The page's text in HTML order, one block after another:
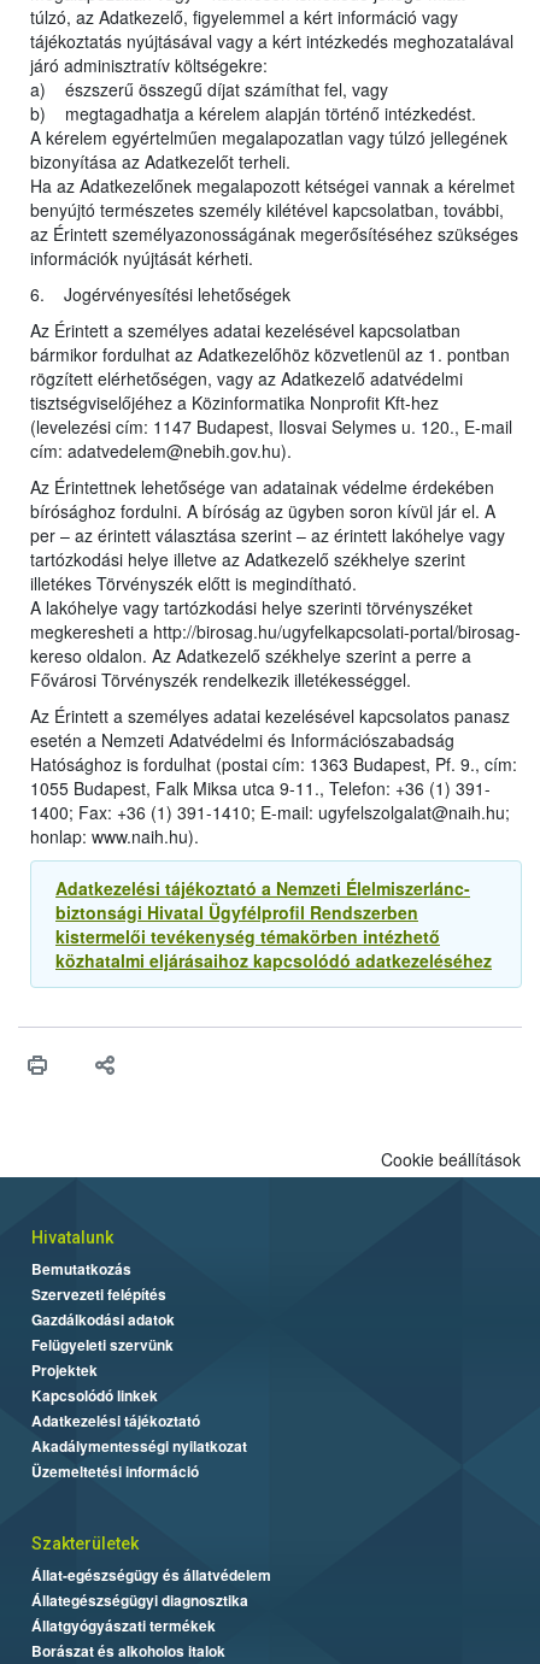
túlzó, az Adatkezelő, figyelemmel a kért információ vagy
tájékoztatás nyújtásával vagy a kért intézkedés meghozatalával
járó adminisztratív költségekre:
a) észszerű összegű díjat számíthat fel, vagy
b) megtagadhatja a kérelem alapján történő intézkedést.
A kérelem egyértelműen megalapozatlan vagy túlzó jellegének
bizonyítása az Adatkezelőt terheli.
Ha az Adatkezelőnek megalapozott kétségei vannak a kérelmet
benyújtó természetes személy kilétével kapcsolatban, további,
az Érintett személyazonosságának megerősítéséhez szükséges
információk nyújtását kérheti.
6. Jogérvényesítési lehetőségek
Az Érintett a személyes adatai kezelésével kapcsolatban
bármikor fordulhat az Adatkezelőhöz közvetlenül az 1. pontban
rögzített elérhetőségen, vagy az Adatkezelő adatvédelmi
tisztségviselőjéhez a Közinformatika Nonprofit Kft-hez
(levelezési cím: 1147 Budapest, Ilosvai Selymes u. 120., E-mail
cím: adatvedelem@nebih.gov.hu).
Az Érintettnek lehetősége van adatainak védelme érdekében
bírósághoz fordulni. A bíróság az ügyben soron kívül jár el. A
per – az érintett választása szerint – az érintett lakóhelye vagy
tartózkodási helye illetve az Adatkezelő székhelye szerint
illetékes Törvényszék előtt is megindítható.
A lakóhelye vagy tartózkodási helye szerinti törvényszéket
megkeresheti a http://birosag.hu/ugyfelkapcsolati-portal/birosag-
kereso oldalon. Az Adatkezelő székhelye szerint a perre a
Fővárosi Törvényszék rendelkezik illetékességgel.
Az Érintett a személyes adatai kezelésével kapcsolatos panasz
esetén a Nemzeti Adatvédelmi és Információszabadság
Hatósághoz is fordulhat (postai cím: 1363 Budapest, Pf. 9., cím:
1055 Budapest, Falk Miksa utca 9-11., Telefon: +36 (1) 391-
1400; Fax: +36 (1) 391-1410; E-mail: ugyfelszolgalat@naih.hu;
honlap: www.naih.hu).
Adatkezelési tájékoztató a Nemzeti Élelmiszerlánc-
biztonsági Hivatal Ügyfélprofil Rendszerben
kistermelői tevékenység témakörben intézhető
közhatalmi eljárásaihoz kapcsolódó adatkezeléséhez
Cookie beállítások
Hivatalunk
Bemutatkozás
Szervezeti felépítés
Gazdálkodási adatok
Felügyeleti szervünk
Projektek
Kapcsolódó linkek
Adatkezelési tájékoztató
Akadálymentességi nyilatkozat
Üzemeltetési információ
Szakterületek
Állat-egészségügy és állatvédelem
Állategészségügyi diagnosztika
Állatgyógyászati termékek
Borászat és alkoholos italok